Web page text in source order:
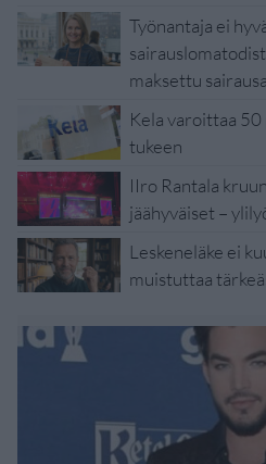
Työnantaja ei
maksettu
Kela varoittaa
tukeen
IIro Rantala
jäähyväiset –
Leskeneläke ei
muistuttaa